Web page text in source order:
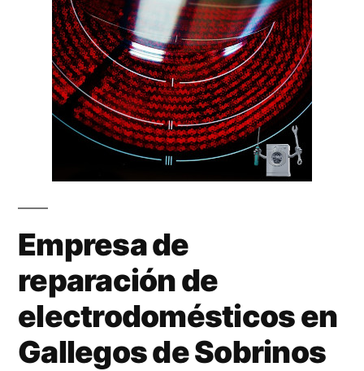
Empresa de
reparación de
electrodomésticos en
Gallegos de Sobrinos